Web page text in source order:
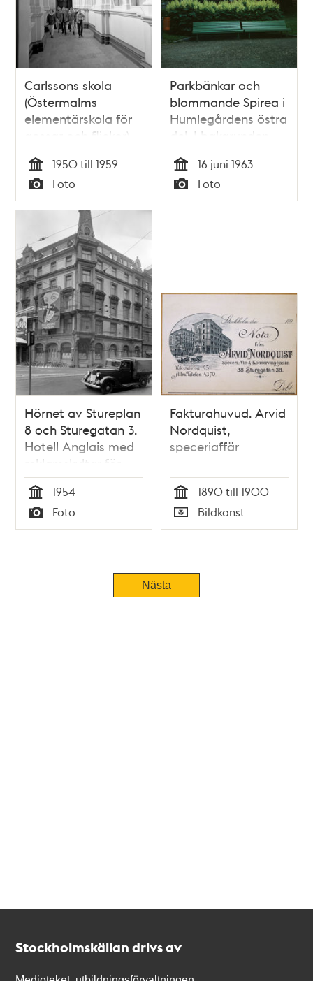
Carlssons skola
(Östermalms
elementärskola för
gossar och flickor),
Sturegatan 38.
Några
skolungdomar i
korridoren
Tid
1950 till 1959
Typ
Foto
Parkbänkar och
blommande Spirea i
Humlegårdens östra
del. I bakgrunden
skymtar Sturegatan
32 och Lidingötåget
Tid
16 juni 1963
Typ
Foto
Hörnet av Stureplan
8 och Sturegatan 3.
Hotell Anglais med
reklamskyltar för
Stockholmstidningen.
Huset byggdes 1883
och revs 1955.
Trådbussledningar
Tid
1954
Typ
Foto
Fakturahuvud. Arvid
Nordquist,
speceriaffär
Tid
1890 till 1900
Typ
Bildkonst
Nästa
Stockholmskällan drivs av